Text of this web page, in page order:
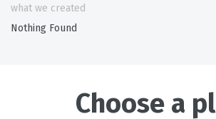
what we created
Nothing Found
Choose a